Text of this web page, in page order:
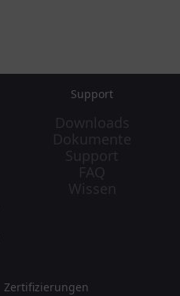
Support
Downloads
Dokumente
Support
FAQ
Wissen
Zertifizierungen